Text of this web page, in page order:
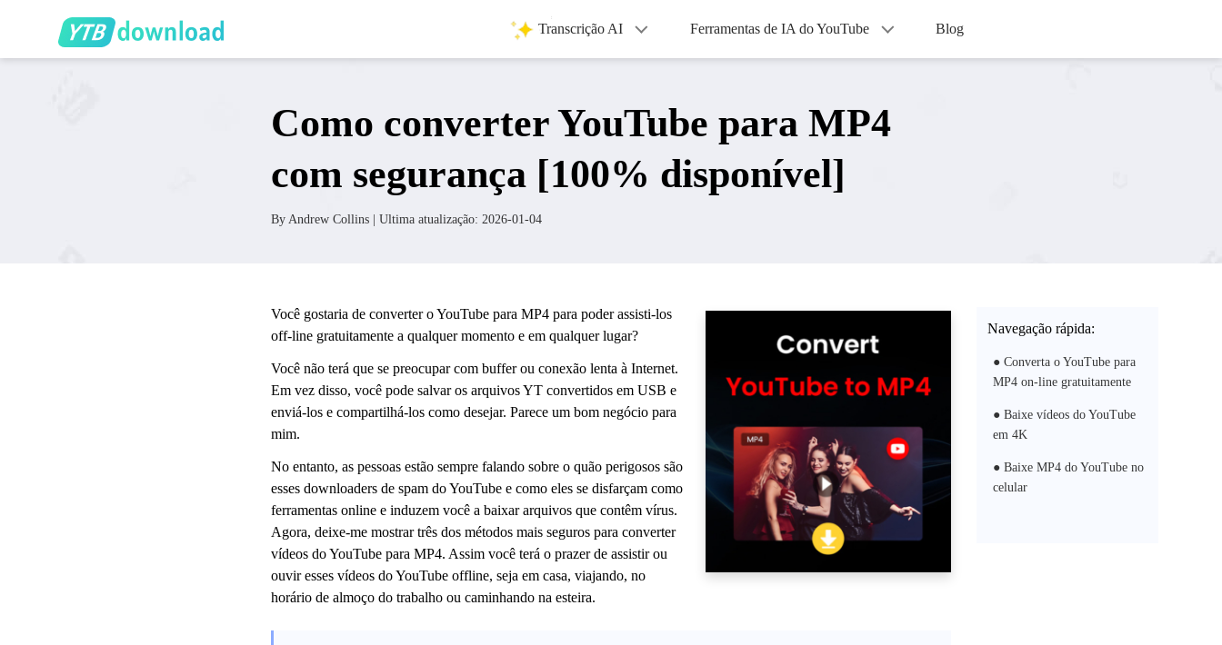
Transcrição AI Ferramentas de IA do YouTube Blog
Como converter YouTube para MP4
com segurança [100% disponível]
By Andrew Collins | Ultima atualização: 2026-01-04
Você gostaria de converter o YouTube para MP4 para poder assisti-los
off-line gratuitamente a qualquer momento e em qualquer lugar?
Você não terá que se preocupar com buffer ou conexão lenta à Internet.
Em vez disso, você pode salvar os arquivos YT convertidos em USB e
enviá-los e compartilhá-los como desejar. Parece um bom negócio para
mim.
No entanto, as pessoas estão sempre falando sobre o quão perigosos são
esses downloaders de spam do YouTube e como eles se disfarçam como
ferramentas online e induzem você a baixar arquivos que contêm vírus.
Agora, deixe-me mostrar três dos métodos mais seguros para converter
vídeos do YouTube para MP4. Assim você terá o prazer de assistir ou
ouvir esses vídeos do YouTube offline, seja em casa, viajando, no
horário de almoço do trabalho ou caminhando na esteira.
Navegação rápida:
● Converta o YouTube para
MP4 on-line gratuitamente
● Baixe vídeos do YouTube
em 4K
● Baixe MP4 do YouTube no
celular